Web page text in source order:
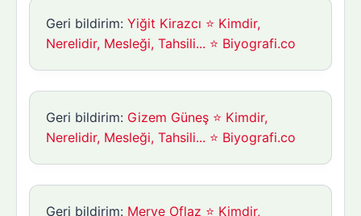
Geri bildirim: Yiğit Kirazcı ⭐ Kimdir,
Nerelidir, Mesleği, Tahsili... ⭐ Biyografi.co
Geri bildirim: Gizem Güneş ⭐ Kimdir,
Nerelidir, Mesleği, Tahsili... ⭐ Biyografi.co
Geri bildirim: Merve Oflaz ⭐ Kimdir,